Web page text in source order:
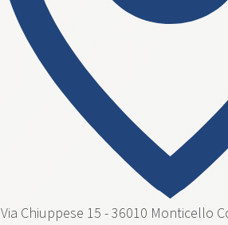
Via Chiuppese 15 - 36010 Monticello